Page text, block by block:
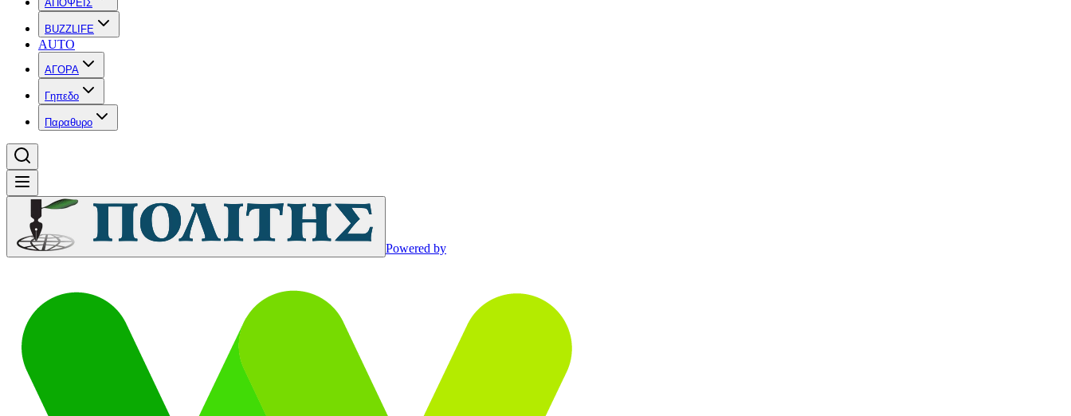
ΑΠΟΨΕΙΣ
BUZZLIFE
AUTO
ΑΓΟΡΑ
Γηπεδο
Παραθυρο
Powered by